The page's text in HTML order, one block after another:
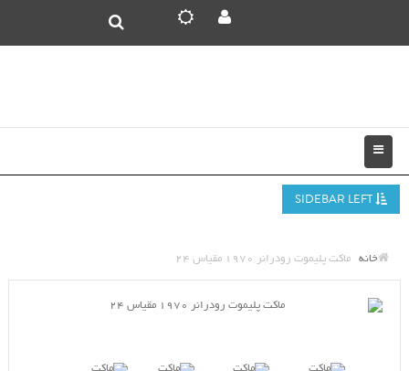
خانه ماکت پلیموت رودرانر 1970 مقیاس 24